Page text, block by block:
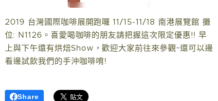
2019 台灣國際咖啡展開跑囉 11/15-11/18 南港展覽館 攤
位: N1126。喜愛喝咖啡的朋友請把握這次限定優惠!! 早
上與下午還有烘焙Show，歡迎大家前往來參觀~還可以邊
看邊試飲我們的手沖咖啡唷!
Share